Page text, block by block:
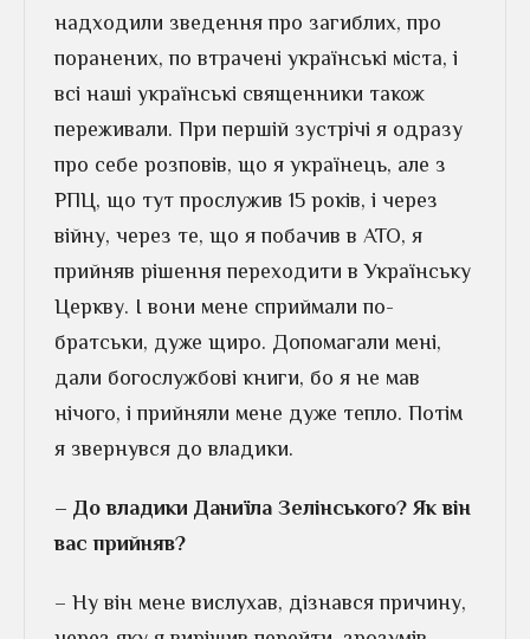
надходили зведення про загиблих, про
поранених, по втрачені українські міста, і
всі наші українські священники також
переживали. При першій зустрічі я одразу
про себе розповів, що я українець, але з
РПЦ, що тут прослужив 15 років, і через
війну, через те, що я побачив в АТО, я
прийняв рішення переходити в Українську
Церкву. І вони мене сприймали по-
братськи, дуже щиро. Допомагали мені,
дали богослужбові книги, бо я не мав
нічого, і прийняли мене дуже тепло. Потім
я звернувся до владики.
– До владики Даниїла Зелінського? Як він
вас прийняв?
– Ну він мене вислухав, дізнався причину,